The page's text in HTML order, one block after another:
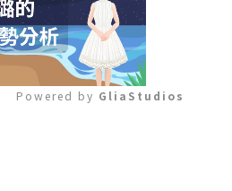
Powered by GliaStudios